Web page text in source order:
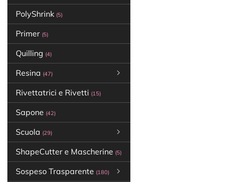
PolyShrink (5)
Primer (5)
Quilling (4)
Resina (47)
Rivettatrici e Rivetti (15)
Sapone (42)
Scuola (29)
ShapeCutter e Mascherine (5)
Sospeso Trasparente (180)